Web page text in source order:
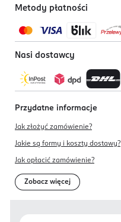
Metody płatności
Nasi dostawcy
Przydatne informacje
Jak złożyć zamówienie?
Jakie są formy i koszty dostawy?
Jak opłacić zamówienie?
Zobacz więcej